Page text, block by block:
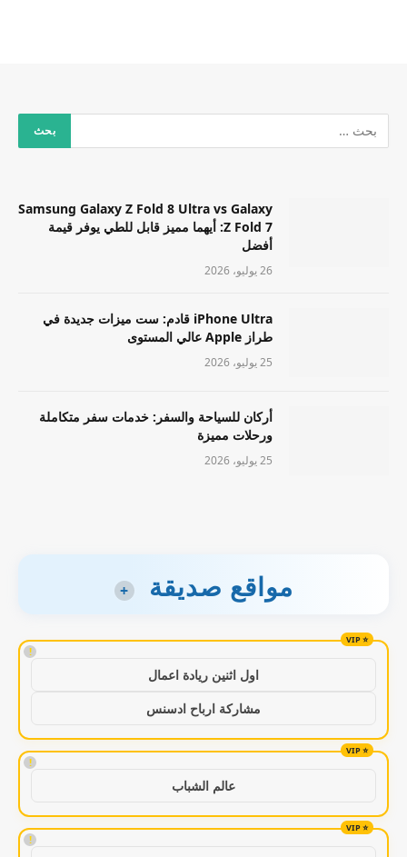
Samsung Galaxy Z Fold 8 Ultra vs Galaxy
Z Fold 7: أيهما مميز قابل للطي يوفر قيمة
أفضل
26 يوليو، 2026
iPhone Ultra قادم: ست ميزات جديدة في
طراز Apple عالي المستوى
25 يوليو، 2026
أركان للسياحة والسفر: خدمات سفر متكاملة
ورحلات مميزة
25 يوليو، 2026
مواقع صديقة +
!
اول اثنين ريادة اعمال
مشاركة ارباح ادسنس
!
عالم الشباب
!